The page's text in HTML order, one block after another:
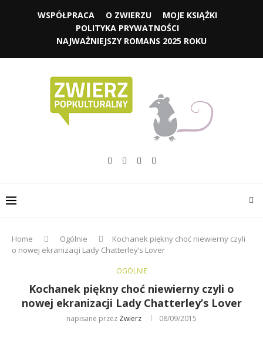
WSPÓŁPRACA O ZWIERZU
MOJE KSIĄŻKI
POLITYKA PRYWATNOŚCI
NAJWAŻNIEJSZY ROMANS 2025 ROKU
Home Ogólnie
Kochanek piękny choć niewierny czyli
o nowej ekranizacji Lady Chatterley’s Lover
OGÓLNIE
Kochanek piękny choć niewierny czyli o
nowej ekranizacji Lady Chatterley’s Lover
napisane przez Zwierz 08/09/2015